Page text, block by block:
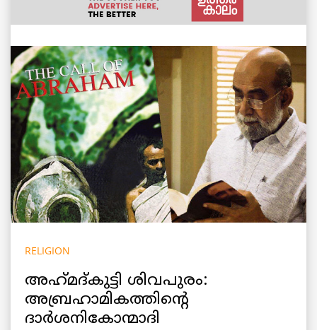
RELIGION
അഹ്‌മദ്‌കുട്ടി ശിവപുരം:
അബ്രഹാമികത്തിന്റെ
ദാർശനികോന്മാദി